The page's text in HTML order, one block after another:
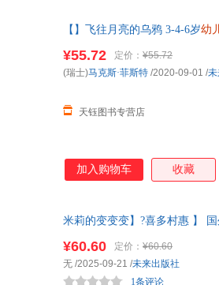
【】飞往月亮的乌鸦 3-4-6岁幼
¥55.72 定价： ¥55.72
天钰图书专营店
(瑞士)马克斯·菲斯特 /2020-09-01 /
加入购物车 收藏
米莉的变变变】?喜多村惠 】
¥60.60 定价： ¥60.60
1条评论
无 /2025-09-21 /未来出版社